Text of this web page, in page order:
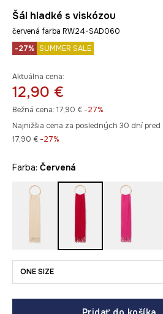
Šál hladké s viskózou
červená farba RW24-SAD060
-27% SUMMER SALE
Aktuálna cena:
12,90 €
Bežná cena: 17,90 € -27%
Najnižšia cena za posledných 30 dní
17,90 € -27%
Farba: červená
ONE SIZE